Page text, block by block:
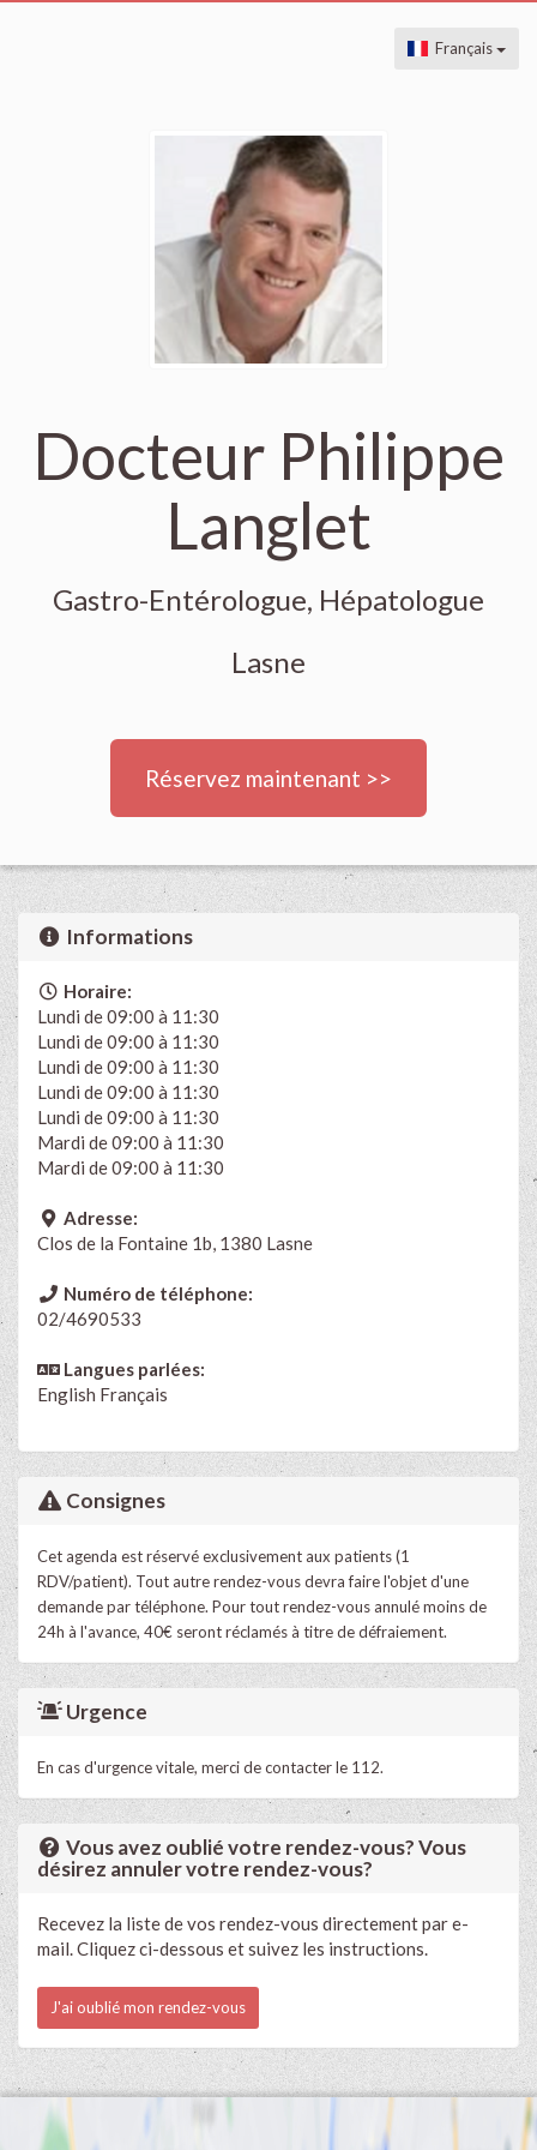
Français
Docteur Philippe
Langlet
Gastro-Entérologue, Hépatologue
Lasne
Réservez maintenant >>
Informations
Horaire:
Lundi de 09:00 à 11:30
Lundi de 09:00 à 11:30
Lundi de 09:00 à 11:30
Lundi de 09:00 à 11:30
Lundi de 09:00 à 11:30
Mardi de 09:00 à 11:30
Mardi de 09:00 à 11:30
Adresse:
Clos de la Fontaine 1b, 1380 Lasne
Numéro de téléphone:
02/4690533
Langues parlées:
English Français
Consignes
Cet agenda est réservé exclusivement aux patients (1
RDV/patient). Tout autre rendez-vous devra faire l'objet d'une
demande par téléphone. Pour tout rendez-vous annulé moins de
24h à l'avance, 40€ seront réclamés à titre de défraiement.
Urgence
En cas d'urgence vitale, merci de contacter le 112.
Vous avez oublié votre rendez-vous? Vous
désirez annuler votre rendez-vous?
Recevez la liste de vos rendez-vous directement par e-
mail. Cliquez ci-dessous et suivez les instructions.
J'ai oublié mon rendez-vous